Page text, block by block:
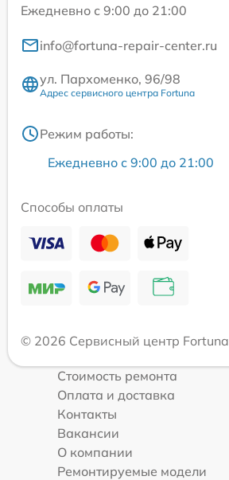
Ежедневно с 9:00 до 21:00
info@fortuna-repair-center.ru
ул. Пархоменко, 96/98
Адрес сервисного центра Fortuna
Режим работы:
Ежедневно с 9:00 до 21:00
Способы оплаты
© 2026 Сервисный центр Fortuna
Стоимость ремонта
Оплата и доставка
Контакты
Вакансии
О компании
Ремонтируемые модели